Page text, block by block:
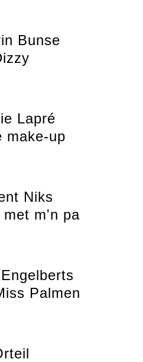
Bunse
Lapré
make-up
Niks
met m'n pa
Palmen